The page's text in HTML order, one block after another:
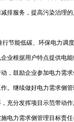
排服务，提高污染治理
行节能低碳、环保电力调
业根据用户特点提供电
，鼓励企业参加电力需
。继续做好电力需求侧
充分发挥项目示范带动
电力需求侧管理目标责